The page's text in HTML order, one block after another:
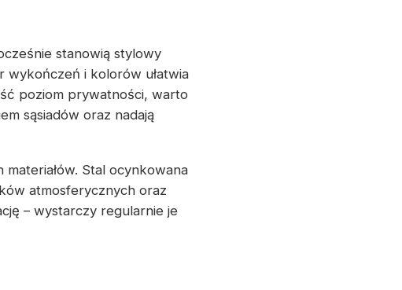
stanowią stylowy
i kolorów ułatwia
poziom prywatności, warto
sąsiadów oraz nadają
Stal ocynkowana
atmosferycznych oraz
– wystarczy regularnie je